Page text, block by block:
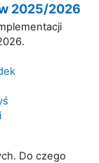
2025/2026
Do czego